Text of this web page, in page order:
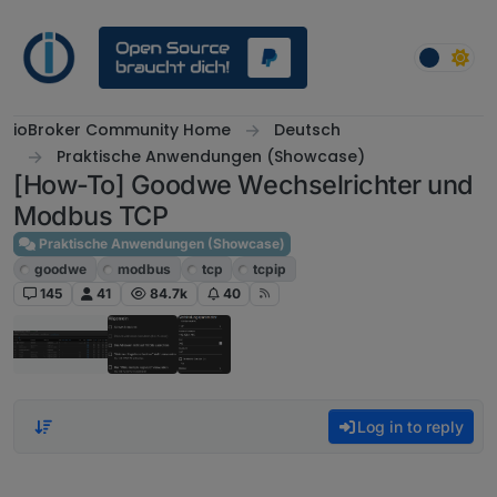
ioBroker Community Home
Deutsch
Praktische Anwendungen (Showcase)
[How-To] Goodwe Wechselrichter und
Modbus TCP
Praktische Anwendungen (Showcase)
goodwe
modbus tcp
tcpip
145
41 84.7k 40
Log in to reply